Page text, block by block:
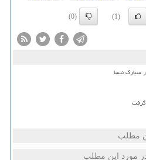
(1)
(0)
سیارک نیسا
گرفت
مطلب
مورد این مطلب